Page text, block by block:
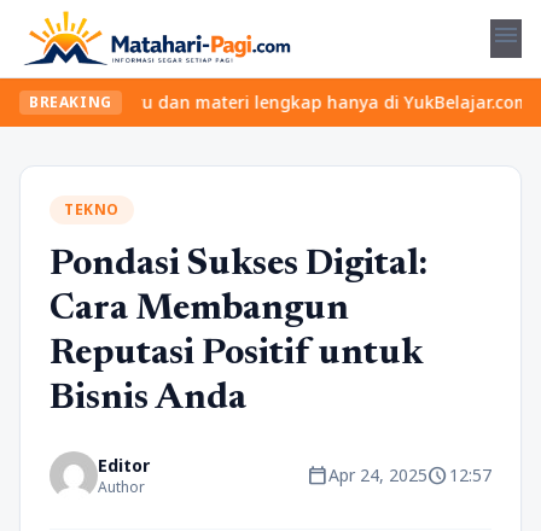
menu
BREAKING
kelas seru dan materi lengkap hanya di YukBelajar.com.
TEKNO
Pondasi Sukses Digital:
Cara Membangun
Reputasi Positif untuk
Bisnis Anda
Editor
Author calendar_todayApr 24, 2025schedule12:57